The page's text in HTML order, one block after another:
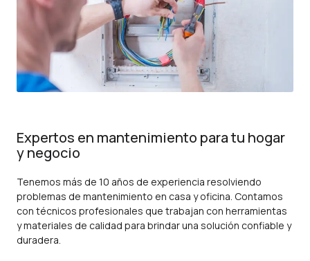
Expertos en mantenimiento para tu hogar
y negocio
Tenemos más de 10 años de experiencia resolviendo
problemas de mantenimiento en casa y oficina. Contamos
con técnicos profesionales que trabajan con herramientas
y materiales de calidad para brindar una solución confiable y
duradera.